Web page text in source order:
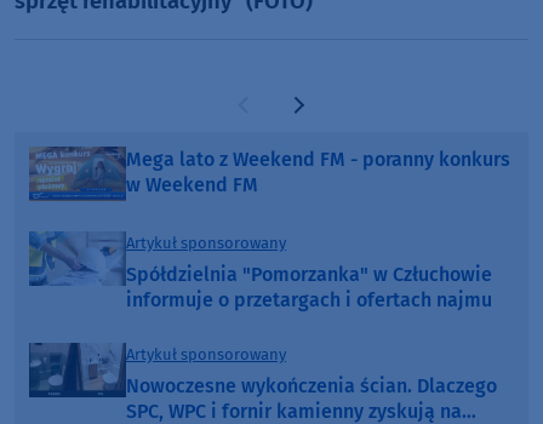
Poprzednia strona
Następna strona
Mega lato z Weekend FM - poranny konkurs
w Weekend FM
Artykuł sponsorowany
Spółdzielnia "Pomorzanka" w Człuchowie
informuje o przetargach i ofertach najmu
Artykuł sponsorowany
Nowoczesne wykończenia ścian. Dlaczego
SPC, WPC i fornir kamienny zyskują na